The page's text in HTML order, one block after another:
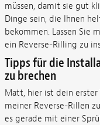
müssen, damit sie gut
Dinge sein, die Ihnen
bekommen. Lassen Sie
ein Reverse-Rilling zu
Tipps für die
zu brechen
Matt, hier ist dein erster
meiner Reverse-Rillen
es gerade mit einer